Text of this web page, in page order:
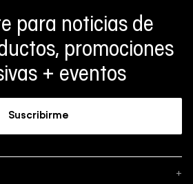
para noticias de
promociones
+ eventos
Suscribirme
+